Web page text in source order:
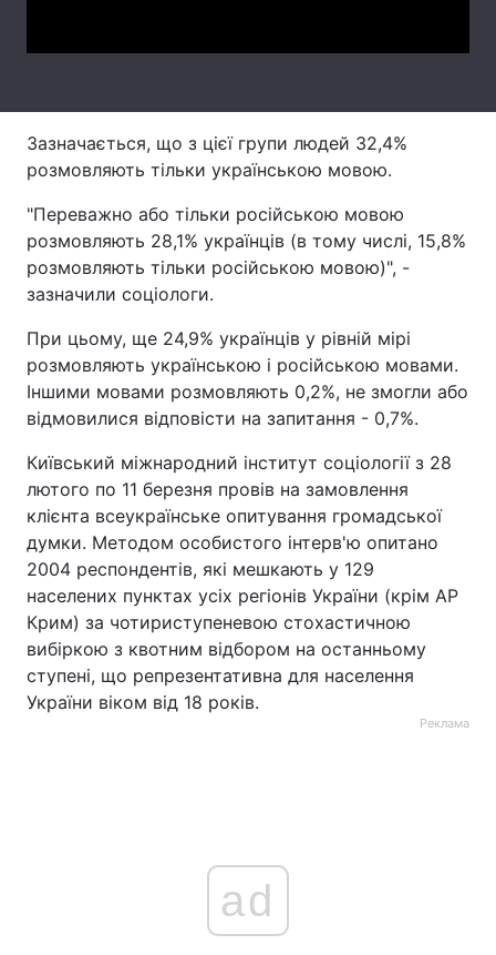
Тема оформлення
Зазначається, що з цієї групи людей 32,4%
розмовляють тільки українською мовою.
"Переважно або тільки російською мовою
розмовляють 28,1% українців (в тому числі, 15,8%
розмовляють тільки російською мовою)", -
зазначили соціологи.
При цьому, ще 24,9% українців у рівній мірі
розмовляють українською і російською мовами.
Іншими мовами розмовляють 0,2%, не змогли або
відмовилися відповісти на запитання - 0,7%.
Київський міжнародний інститут соціології з 28
лютого по 11 березня провів на замовлення
клієнта всеукраїнське опитування громадської
думки. Методом особистого інтерв'ю опитано
2004 респондентів, які мешкають у 129
населених пунктах усіх регіонів України (крім АР
Крим) за чотириступеневою стохастичною
вибіркою з квотним відбором на останньому
ступені, що репрезентативна для населення
України віком від 18 років.
Реклама
ad